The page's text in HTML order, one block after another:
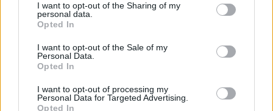
I want to opt-out of the Sharing of my
personal data.
Opted In
I want to opt-out of the Sale of my
Personal Data.
Opted In
I want to opt-out of processing my
Personal Data for Targeted Advertising.
Opted In
συζήτηση συμμετείχαν ο Κώστας
Αθανασάκης, Αναπληρωτής Καθηγητής
Βιλδιρίδη, Γενική Γραμματέας Υπηρεσιών
Υγείας του Υπουργείου Υγείας, ο Γιώργος
Καπετανάκης, Πρόεδρος της Ελληνικής
Ομοσπονδίας Καρκίνου – ΕΛΛ.Ο.Κ., ο Σπύρος